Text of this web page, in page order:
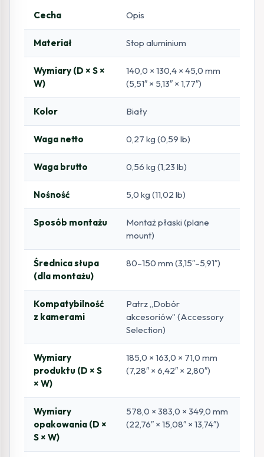
Cecha Opis
Materiał Stop aluminium
Wymiary (D × S ×
W)
140,0 × 130,4 × 45,0 mm
(5,51″ × 5,13″ × 1,77″)
Kolor Biały
Waga netto 0,27 kg (0,59 lb)
Waga brutto 0,56 kg (1,23 lb)
Nośność 5,0 kg (11,02 lb)
Sposób montażu
Montaż płaski (plane
mount)
Średnica słupa
(dla montażu)
80–150 mm (3,15″–5,91″)
Kompatybilność
z kamerami
Patrz „Dobór
akcesoriów” (Accessory
Selection)
Wymiary
produktu (D × S
× W)
185,0 × 163,0 × 71,0 mm
(7,28″ × 6,42″ × 2,80″)
Wymiary
opakowania (D ×
S × W)
578,0 × 383,0 × 349,0 mm
(22,76″ × 15,08″ × 13,74″)